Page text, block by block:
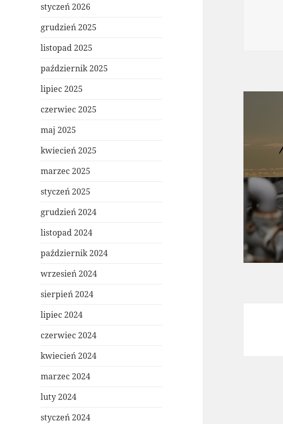
styczeń 2026
grudzień 2025
listopad 2025
październik 2025
lipiec 2025
czerwiec 2025
maj 2025
kwiecień 2025
marzec 2025
styczeń 2025
grudzień 2024
listopad 2024
październik 2024
wrzesień 2024
sierpień 2024
lipiec 2024
czerwiec 2024
kwiecień 2024
marzec 2024
luty 2024
styczeń 2024